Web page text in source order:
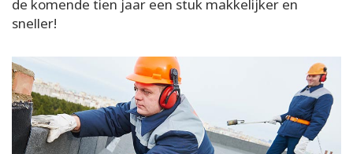
de komende tien jaar een stuk makkelijker en
sneller!